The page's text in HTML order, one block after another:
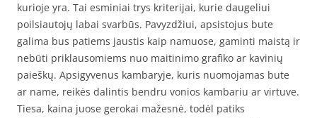
kurioje yra. Tai esminiai trys kriterijai, kurie daugeliui
poilsiautojų labai svarbūs. Pavyzdžiui, apsistojus bute
galima bus patiems jaustis kaip namuose, gaminti maistą ir
nebūti priklausomiems nuo maitinimo grafiko ar kavinių
paieškų. Apsigyvenus kambaryje, kuris nuomojamas bute
ar name, reikės dalintis bendru vonios kambariu ar virtuve.
Tiesa, kaina juose gerokai mažesnė, todėl patiks